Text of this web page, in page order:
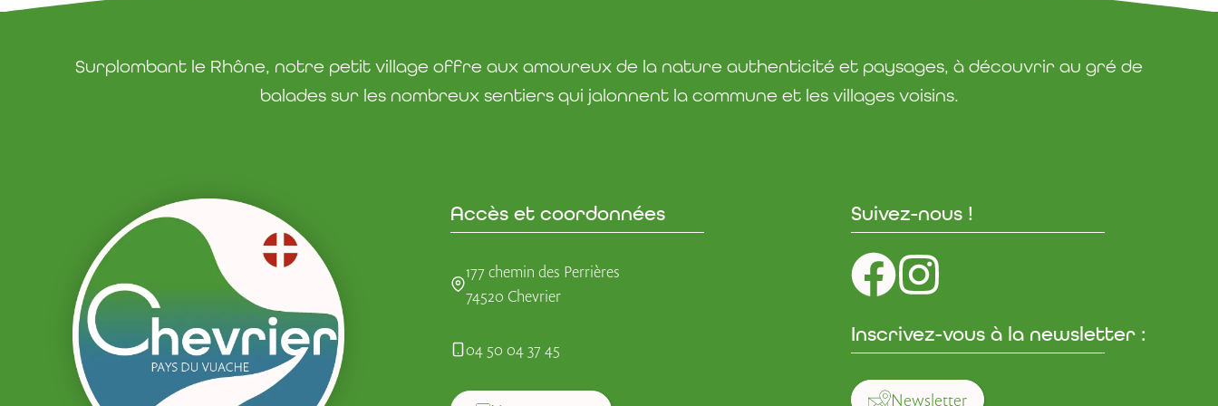
Surplombant le Rhône, notre petit village offre aux amoureux de la nature authenticité et paysages, à découvrir au gré de
balades sur les nombreux sentiers qui jalonnent la commune et les villages voisins.
Accès et coordonnées
177 chemin des Perrières
74520 Chevrier
04 50 04 37 45
Suivez-nous !
Inscrivez-vous à la newsletter :
Newsletter